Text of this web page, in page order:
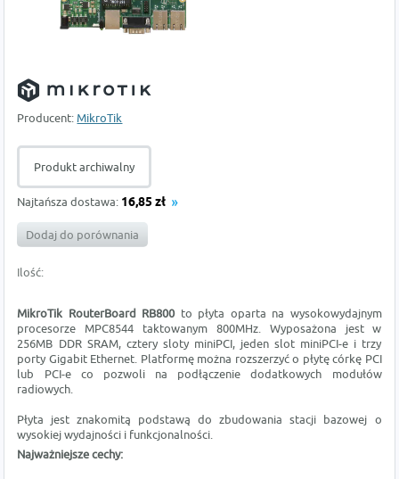
Producent: MikroTik
Produkt archiwalny
Najtańsza dostawa: 16,85 zł
Dodaj do porównania
Ilość:
MikroTik RouterBoard RB800to płyta oparta na wysokowydajnym
procesorze MPC8544 taktowanym 800MHz. Wyposażona jest w
256MB DDR SRAM, cztery sloty miniPCI, jeden slot miniPCI-e i trzy
porty Gigabit Ethernet. Platformę można rozszerzyć o płytę córkę PCI
lub PCI-e co pozwoli na podłączenie dodatkowych modułów
radiowych.
Płyta jest znakomitą podstawą do zbudowania stacji bazowej o
wysokiej wydajności i funkcjonalności.
Najważniejsze cechy: